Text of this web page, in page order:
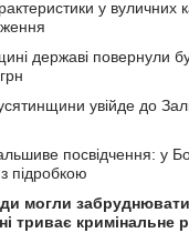
у вуличних
державі повернули
увійде до
посвідчення: у
підробкою
могли
триває кримінальне